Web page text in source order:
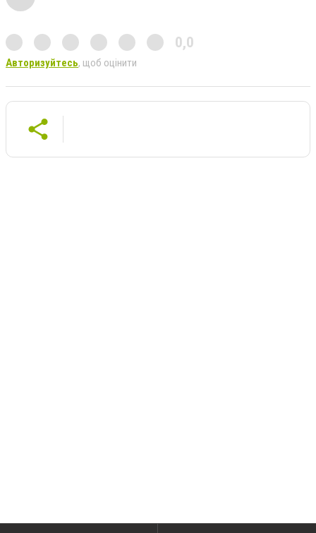
0,0
Авторизуйтесь, щоб оцінити